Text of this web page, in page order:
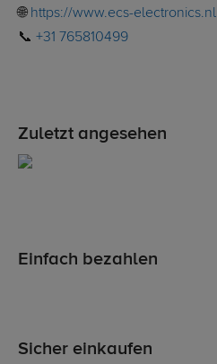
🌐 https://www.ecs-electronics.nl
📞 +31 765810499
Zuletzt angesehen
Einfach bezahlen
Sicher einkaufen